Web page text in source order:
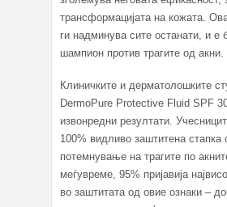
трансформацијата на кожата.
ги надминува сите останати, и е
шампион против трагите од акни.
Клиничките и дерматолошките
DermoPure Protective Fluid SPF
извонредни резултати.
100% видливо заштитена стапка
потемнување на трагите по
меѓувреме, 95% пријавија
во заштитата од овие ознаки –